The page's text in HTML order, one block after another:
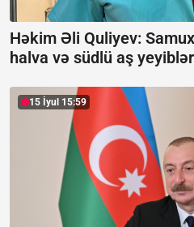
Həkim Əli Quliyev:
halva və südlü aş yeyiblər
15 İyul 15:59